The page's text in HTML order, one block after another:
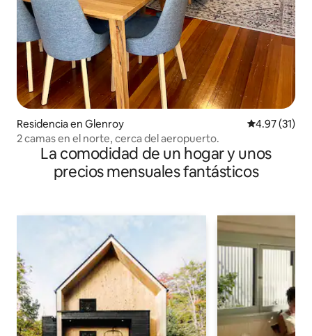
Residencia en Glenroy Calificación
4.97 (31)
2 camas en el norte, cerca del aeropuerto.
La comodidad de un hogar y unos
precios mensuales fantásticos